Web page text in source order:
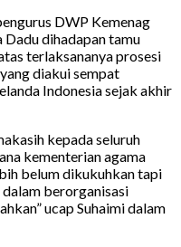
DWP Kemenag
Dadu dihadapan tamu
terlaksananya prosesi
diakui sempat
Indonesia sejak akhir
kepada seluruh
kementerian agama
belum dikukuhkan tapi
dalam berorganisasi
ucap Suhaimi dalam